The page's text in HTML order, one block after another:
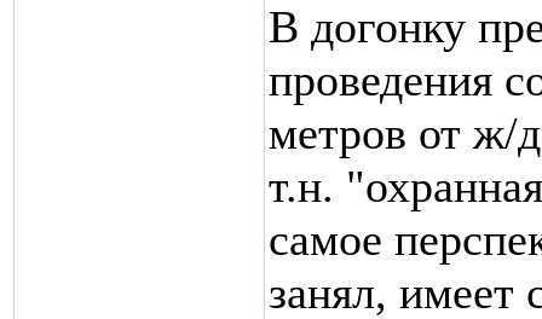
В догонку
проведения
метров от ж/
т.н.
самое
занял, имеет